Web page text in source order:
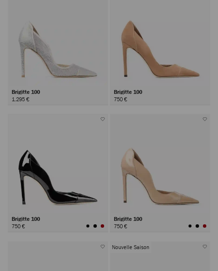
Brigitte 100
1.295 €
Brigitte 100
750 €
Brigitte 100
750 €
Brigitte 100
750 €
Nouvelle Saison